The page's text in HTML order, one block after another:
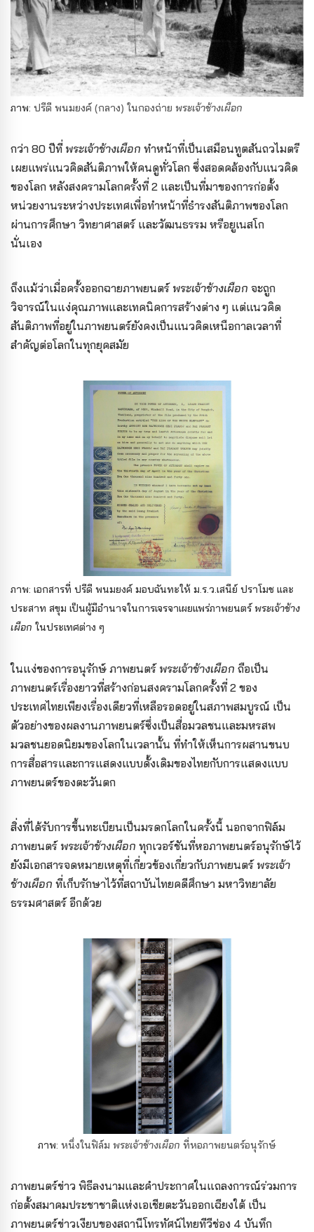
ภาพ: ปรีดี พนมยงค์ (กลาง) ในกองถ่าย พระเจ้าช้างเผือก
กว่า 80 ปีที่ พระเจ้าช้างเผือก ทำหน้าที่เป็นเสมือนทูตสันถวไมตรี
เผยแพร่แนวคิดสันติภาพให้คนดูทั่วโลก ซึ่งสอดคล้องกับแนวคิด
ของโลก หลังสงครามโลกครั้งที่ 2 และเป็นที่มาของการก่อตั้ง
หน่วยงานระหว่างประเทศเพื่อทำหน้าที่ธำรงสันติภาพของโลก
ผ่านการศึกษา วิทยาศาสตร์ และวัฒนธรรม หรือยูเนสโก
นั่นเอง
ถึงแม้ว่าเมื่อครั้งออกฉายภาพยนตร์ พระเจ้าช้างเผือก จะถูก
วิจารณ์ในแง่คุณภาพและเทคนิคการสร้างต่าง ๆ แต่แนวคิด
สันติภาพที่อยู่ในภาพยนตร์ยังคงเป็นแนวคิดเหนือกาลเวลาที่
สำคัญต่อโลกในทุกยุคสมัย
ภาพ: เอกสารที่ ปรีดี พนมยงค์ มอบฉันทะให้ ม.ร.ว.เสนีย์ ปราโมช และ
ประสาท สขุม เป็นผู้มีอำนาจในการเจรจาเผยแพร่ภาพยนตร์ พระเจ้าช้าง
เผือก ในประเทศต่าง ๆ
ในแง่ของการอนุรักษ์ ภาพยนตร์ พระเจ้าช้างเผือก ถือเป็น
ภาพยนตร์เรื่องยาวที่สร้างก่อนสงครามโลกครั้งที่ 2 ของ
ประเทศไทยเพียงเรื่องเดียวที่เหลือรอดอยู่ในสภาพสมบูรณ์ เป็น
ตัวอย่างของผลงานภาพยนตร์ซึ่งเป็นสื่อมวลชนและมหรสพ
มวลชนยอดนิยมของโลกในเวลานั้น ที่ทำให้เห็นการผสานขนบ
การสื่อสารและการแสดงแบบดั้งเดิมของไทยกับการแสดงแบบ
ภาพยนตร์ของตะวันตก
สิ่งที่ได้รับการขึ้นทะเบียนเป็นมรดกโลกในครั้งนี้ นอกจากฟิล์ม
ภาพยนตร์ พระเจ้าช้างเผือก ทุกเวอร์ชันที่หอภาพยนตร์อนุรักษ์ไว้
ยังมีเอกสารจดหมายเหตุที่เกี่ยวข้องเกี่ยวกับภาพยนตร์ พระเจ้า
ช้างเผือก ที่เก็บรักษาไว้ที่สถาบันไทยคดีศึกษา มหาวิทยาลัย
ธรรมศาสตร์ อีกด้วย
ภาพ: หนึ่งในฟิล์ม พระเจ้าช้างเผือก ที่หอภาพยนตร์อนุรักษ์
ภาพยนตร์ข่าว พิธีลงนามและคำประกาศในแถลงการณ์ร่วมการ
ก่อตั้งสมาคมประชาชาติแห่งเอเชียตะวันออกเฉียงใต้ เป็น
ภาพยนตร์ข่าวเงียบของสถานีโทรทัศน์ไทยทีวีช่อง 4 บันทึก